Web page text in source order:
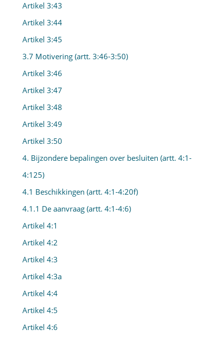
Artikel 3:43
Artikel 3:44
Artikel 3:45
3.7 Motivering (artt. 3:46-3:50)
Artikel 3:46
Artikel 3:47
Artikel 3:48
Artikel 3:49
Artikel 3:50
4. Bijzondere bepalingen over besluiten (artt. 4:1-
4:125)
4.1 Beschikkingen (artt. 4:1-4:20f)
4.1.1 De aanvraag (artt. 4:1-4:6)
Artikel 4:1
Artikel 4:2
Artikel 4:3
Artikel 4:3a
Artikel 4:4
Artikel 4:5
Artikel 4:6